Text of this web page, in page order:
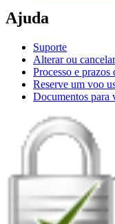
Ajuda
Suporte
Alterar ou
Processo e prazos
Reserve um voo
Documentos para